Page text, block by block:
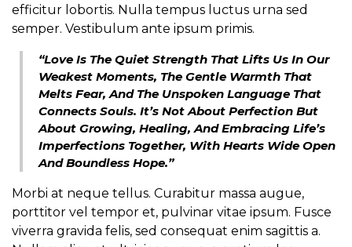
efficitur lobortis. Nulla tempus luctus urna sed
semper. Vestibulum ante ipsum primis.
“Love Is The Quiet Strength That Lifts Us In Our
Weakest Moments, The Gentle Warmth That
Melts Fear, And The Unspoken Language That
Connects Souls. It’s Not About Perfection But
About Growing, Healing, And Embracing Life’s
Imperfections Together, With Hearts Wide Open
And Boundless Hope.”
Morbi at neque tellus. Curabitur massa augue,
porttitor vel tempor et, pulvinar vitae ipsum. Fusce
viverra gravida felis, sed consequat enim sagittis a.